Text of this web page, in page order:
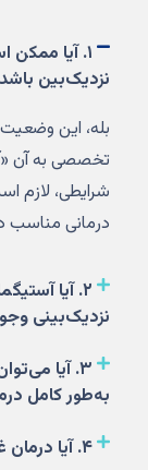
۱. آیا
نزدیک‌بین
بله، این
تخصصی به آن
شرایطی، لازم
درمانی مناسب
۲. آیا
نزدیک‌بینی
۳. آیا
به‌طور کامل
۴. آیا درمان غیرجراحی همیشه مؤثر است؟